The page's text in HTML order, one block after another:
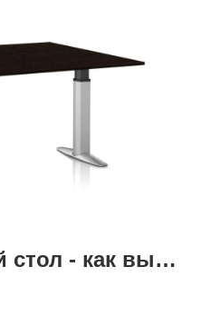
Большой рабочий стол - как выбрать?